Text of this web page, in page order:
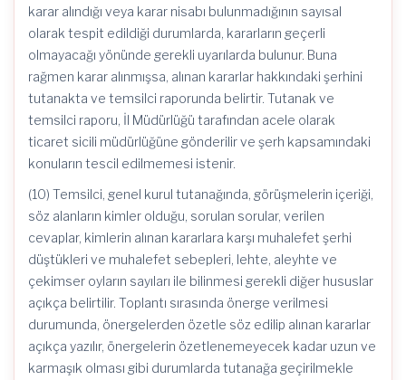
karar alındığı veya karar nisabı bulunmadığının sayısal
olarak tespit edildiği durumlarda, kararların geçerli
olmayacağı yönünde gerekli uyarılarda bulunur. Buna
rağmen karar alınmışsa, alınan kararlar hakkındaki şerhini
tutanakta ve temsilci raporunda belirtir. Tutanak ve
temsilci raporu, İl Müdürlüğü tarafından acele olarak
ticaret sicili müdürlüğüne gönderilir ve şerh kapsamındaki
konuların tescil edilmemesi istenir.
(10) Temsilci, genel kurul tutanağında, görüşmelerin içeriği,
söz alanların kimler olduğu, sorulan sorular, verilen
cevaplar, kimlerin alınan kararlara karşı muhalefet şerhi
düştükleri ve muhalefet sebepleri, lehte, aleyhte ve
çekimser oyların sayıları ile bilinmesi gerekli diğer hususlar
açıkça belirtilir. Toplantı sırasında önerge verilmesi
durumunda, önergelerden özetle söz edilip alınan kararlar
açıkça yazılır, önergelerin özetlenemeyecek kadar uzun ve
karmaşık olması gibi durumlarda tutanağa geçirilmekle